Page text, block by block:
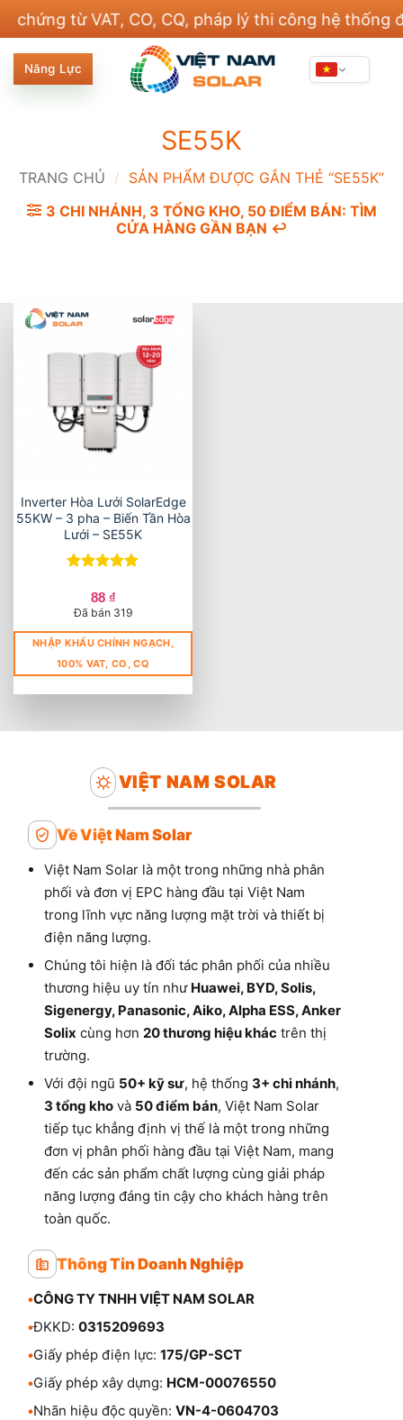
nội
dung
từ VAT, CO, CQ, pháp lý thi công hệ thống điện
Năng Lực
SE55K
TRANG CHỦ / SẢN PHẨM ĐƯỢC GẮN THẺ “SE55K”
3 CHI NHÁNH, 3 TỔNG KHO, 50 ĐIỂM BÁN: TÌM
CỬA HÀNG GẦN BẠN ↩️
Inverter Hòa Lưới SolarEdge
55KW – 3 pha – Biến Tần Hòa
Lưới – SE55K
hạng5 5
sao
88 ₫
Đã bán 319
NHẬP KHẨU CHÍNH NGẠCH,
100% VAT, CO, CQ
VIỆT NAM SOLAR
Về Việt Nam Solar
Việt Nam Solar là một trong những nhà phân
phối và đơn vị EPC hàng đầu tại Việt Nam
trong lĩnh vực năng lượng mặt trời và thiết bị
điện năng lượng.
Chúng tôi hiện là đối tác phân phối của nhiều
thương hiệu uy tín như Huawei, BYD, Solis,
Sigenergy, Panasonic, Aiko, Alpha ESS, Anker
Solix cùng hơn 20 thương hiệu khác trên thị
trường.
Với đội ngũ 50+ kỹ sư, hệ thống 3+ chi nhánh,
3 tổng kho và 50 điểm bán, Việt Nam Solar
tiếp tục khẳng định vị thế là một trong những
đơn vị phân phối hàng đầu tại Việt Nam, mang
đến các sản phẩm chất lượng cùng giải pháp
năng lượng đáng tin cậy cho khách hàng trên
toàn quốc.
Thông Tin Doanh Nghiệp
•CÔNG TY TNHH VIỆT NAM SOLAR
•ĐKKD: 0315209693
•Giấy phép điện lực: 175/GP-SCT
•Giấy phép xây dựng: HCM-00076550
•Nhãn hiệu độc quyền: VN-4-0604703